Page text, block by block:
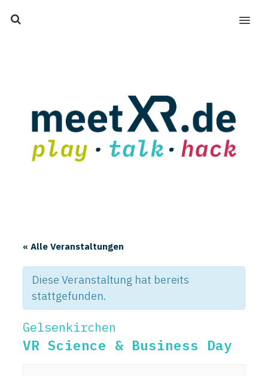
MENU
« Alle Veranstaltungen
Diese Veranstaltung hat bereits
stattgefunden.
Gelsenkirchen
VR Science & Business Day